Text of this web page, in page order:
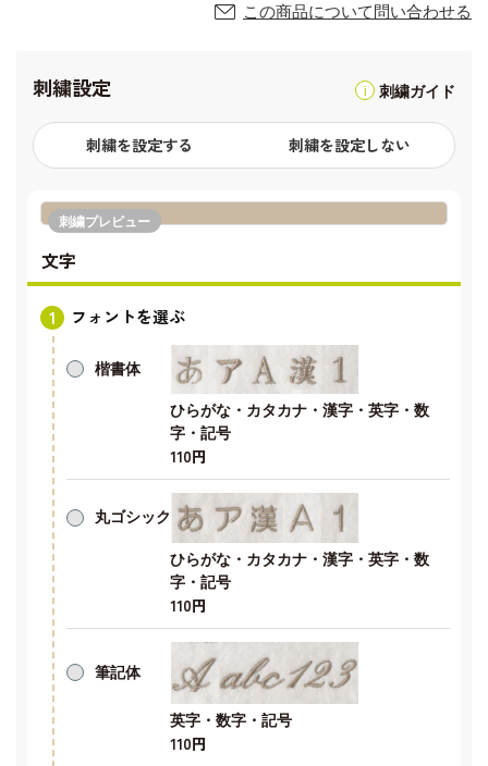
この商品について問い合わせる
刺繍設定 刺繍ガイド
刺繍を設定する 刺繍を設定しない
刺繍プレビュー
文字
フォントを選ぶ
楷書体
ひらがな・カタカナ・漢字・英字・数
字・記号
110円
丸ゴシック
ひらがな・カタカナ・漢字・英字・数
字・記号
110円
筆記体
英字・数字・記号
110円